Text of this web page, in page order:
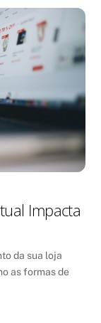
Impacta
da sua loja
as formas de